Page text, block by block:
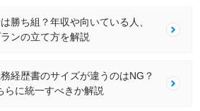
勝ち組？年収や向いている人、
ンの立て方を解説
経歴書のサイズが違うのはNG？
らに統一すべきか解説